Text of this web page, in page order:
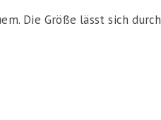
Die Größe lässt sich durch